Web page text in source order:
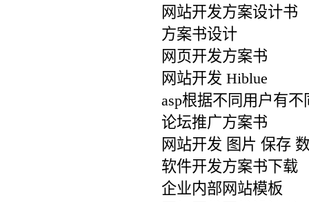
网站开发方案设计书
方案书设计
网页开发方案书
网站开发 Hiblue
asp根据不同用户有
论坛推广方案书
网站开发 图片 保存
软件开发方案书下载
企业内部网站模板